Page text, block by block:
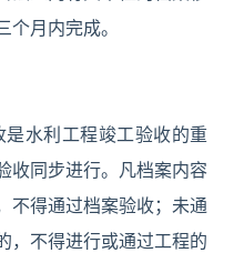
月内完成。
水利工程竣工验收的重
收同步进行。凡档案内容
不得通过档案验收；未通
，不得进行或通过工程的